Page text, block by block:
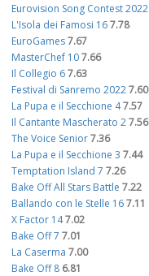
Eurovision Song Contest 2022
L'Isola dei Famosi 167.78
EuroGames7.67
MasterChef 107.66
Il Collegio 67.63
Festival di Sanremo 20227.60
La Pupa e il Secchione 47.57
Il Cantante Mascherato 27.56
The Voice Senior7.36
La Pupa e il Secchione 3 7.44
Temptation Island 7 7.26
Bake Off All Stars Battle 7.22
Ballando con le Stelle 167.11
X Factor 147.02
Bake Off 7 7.01
La Caserma 7.00
Bake Off 8 6.81